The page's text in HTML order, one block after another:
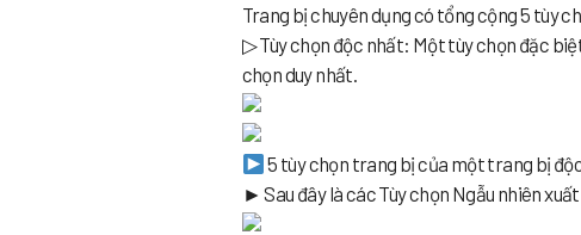
Trang bị chuyên dụng có tổng cộng 5 tùy
▷ Tùy chọn độc nhất: Một tùy chọn đặc
chọn duy nhất.
5 tùy chọn trang bị của một trang bị
► Sau đây là các Tùy chọn Ngẫu nhiên